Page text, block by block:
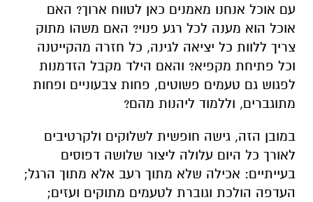
עם אוכל אנחנו מאמנים כאן לטווח ארוך? האם
אוכל הוא מענה לכל רגע פנוי? האם משהו מתוק
צריך ללוות כל יציאה לגינה, כל חזרה מהקייטנה
וכל פתיחת מקפיא? והאם הילד מקבל הזדמנות
לפגוש גם טעמים פשוטים, פחות צבעוניים ופחות
מתוגברים, וללמוד ליהנות מהם?
במובן הזה, גישה חופשית לשלוקים ולקרטיבים
לאורך כל היום עלולה ליצור שלושה דפוסים
בעייתיים: אכילה שלא מתוך רעב אלא מתוך הרגל;
העדפה הולכת וגוברת לטעמים מתוקים ועזים;